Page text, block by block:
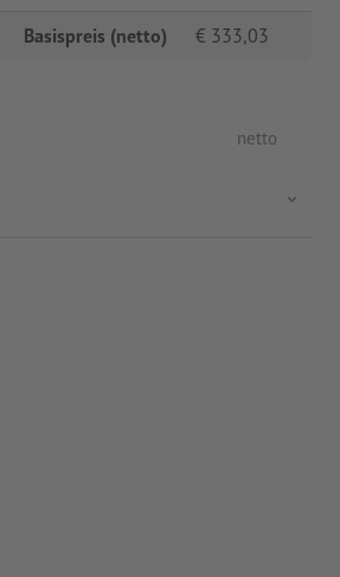
Basispreis (netto) € 333,03
netto